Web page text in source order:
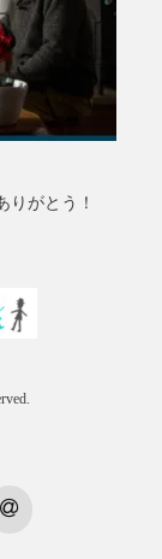
りがとう！